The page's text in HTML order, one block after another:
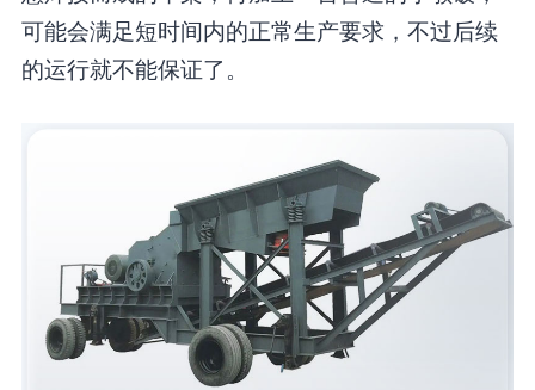
可能会满足短时间内的正常生产要求，不过后续
的运行就不能保证了。